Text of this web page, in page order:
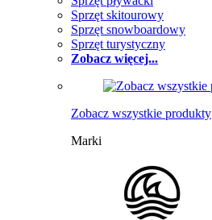
Sprzęt skitourowy
Sprzęt snowboardowy
Sprzęt turystyczny
Zobacz więcej...
Zobacz wszystkie produkty
Marki